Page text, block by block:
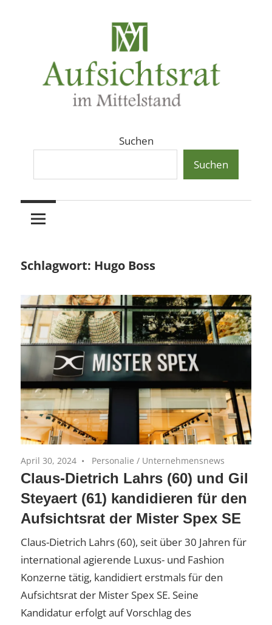
Aufsichtsrat
Beirat
im
Mittelstand
(AiM)
mittelständischen
Familienunternehmen,
Private
Portfoliounternehmen
Suchen
Suchen
Schlagwort: Hugo Boss
April 30, 2024 Personalie / Unternehmensnews
Claus-Dietrich Lahrs (60) und Gil
Steyaert (61) kandidieren für den
Aufsichtsrat der Mister Spex SE
Claus-Dietrich Lahrs (60), seit über 30 Jahren für
international agierende Luxus- und Fashion
Konzerne tätig, kandidiert erstmals für den
Aufsichtsrat der Mister Spex SE. Seine
Kandidatur erfolgt auf Vorschlag des